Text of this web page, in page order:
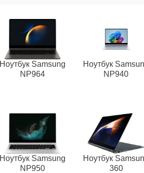
Ноутбук Samsung
NP964
Ноутбук
NP940
Ноутбук Samsung
NP950
Ноутбук
360